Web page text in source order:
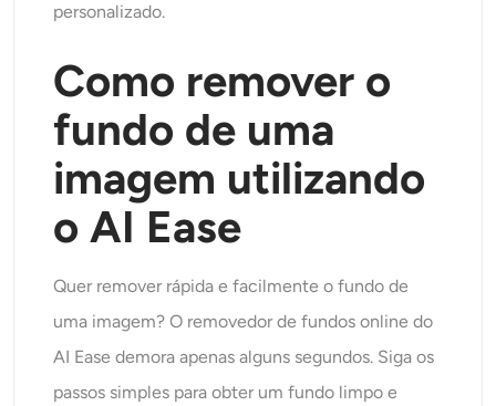
personalizado.
Como remover o
fundo de uma
imagem utilizando
o AI Ease
Quer remover rápida e facilmente o fundo de
uma imagem? O removedor de fundos online do
AI Ease demora apenas alguns segundos. Siga os
passos simples para obter um fundo limpo e